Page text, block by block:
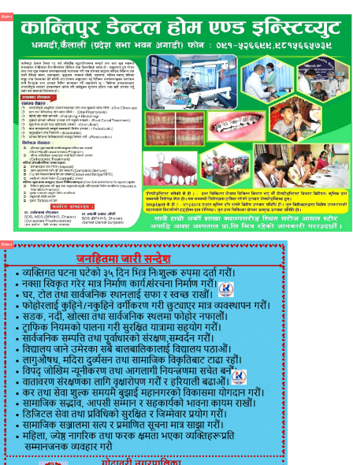
विज्ञापन
विज्ञापन